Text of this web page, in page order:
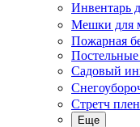
Инвентарь
Мешки для
Пожарная
Садовый
Стретч
Еще